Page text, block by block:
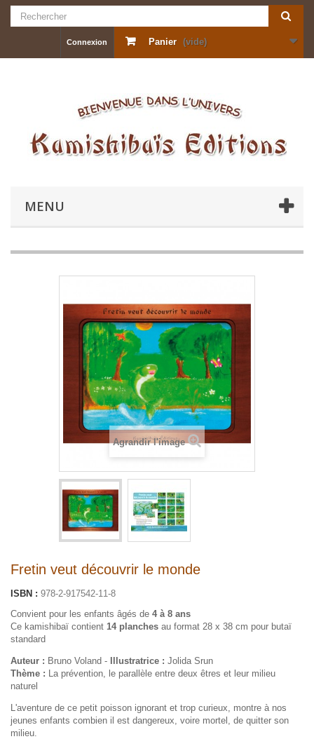
Panier (vide)
Connexion
MENU
Agrandir l'image
Fretin veut découvrir le monde
ISBN : 978-2-917542-11-8
Convient pour les enfants âgés de 4 à 8 ans
Ce kamishibaï contient 14 planches au format 28 x 38 cm pour butaï
standard
Auteur : Bruno Voland - Illustratrice : Jolida Srun
Thème : La prévention, le parallèle entre deux êtres et leur milieu
naturel
L'aventure de ce petit poisson ignorant et trop curieux, montre à nos
jeunes enfants combien il est dangereux, voire mortel, de quitter son
milieu.